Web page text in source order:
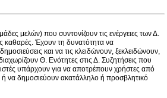
μελών) που συντονίζουν τις ενέργειες των Δ.
καθαρές. Έχουν τη δυνατότητα να
και να τις κλειδώνουν, ξεκλειδώνουν,
Θ. Ενότητες στις Δ. Συζητήσεις που
υπάρχουν για να αποτρέπουν χρήστες από
ή να δημοσιεύουν ακατάλληλο ή προσβλητικό